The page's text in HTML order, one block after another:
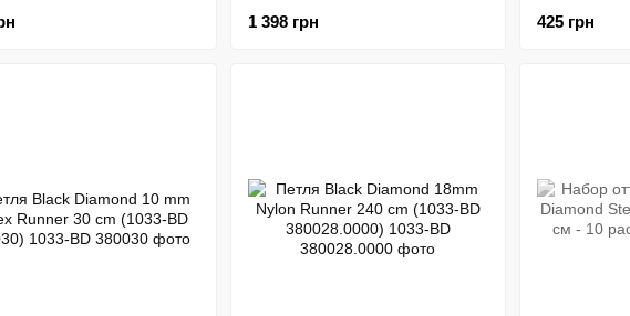
1 398 грн 425 грн